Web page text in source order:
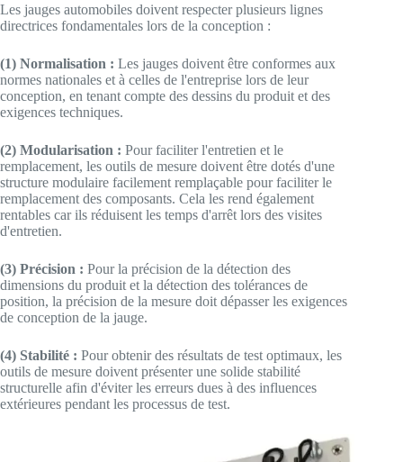
Les jauges automobiles doivent respecter plusieurs lignes
directrices fondamentales lors de la conception :
(1) Normalisation : Les jauges doivent être conformes aux
normes nationales et à celles de l'entreprise lors de leur
conception, en tenant compte des dessins du produit et des
exigences techniques.
(2) Modularisation : Pour faciliter l'entretien et le
remplacement, les outils de mesure doivent être dotés d'une
structure modulaire facilement remplaçable pour faciliter le
remplacement des composants. Cela les rend également
rentables car ils réduisent les temps d'arrêt lors des visites
d'entretien.
(3) Précision : Pour la précision de la détection des
dimensions du produit et la détection des tolérances de
position, la précision de la mesure doit dépasser les exigences
de conception de la jauge.
(4) Stabilité : Pour obtenir des résultats de test optimaux, les
outils de mesure doivent présenter une solide stabilité
structurelle afin d'éviter les erreurs dues à des influences
extérieures pendant les processus de test.